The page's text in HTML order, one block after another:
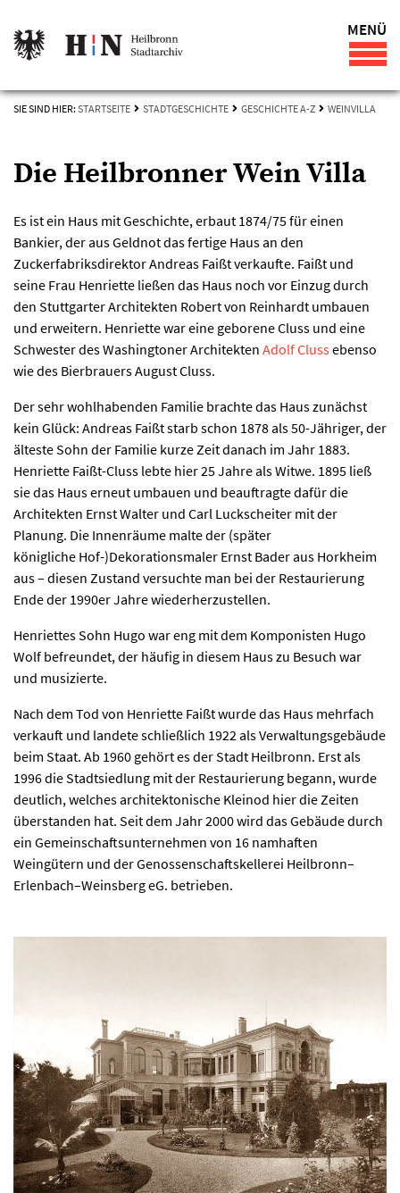
MENÜ
SIE SIND HIER: STARTSEITE STADTGESCHICHTE GESCHICHTE A-Z WEINVILLA
Die Heilbronner Wein Villa
Es ist ein Haus mit Geschichte, erbaut 1874/75 für einen
Bankier, der aus Geldnot das fertige Haus an den
Zuckerfabriksdirektor Andreas Faißt verkaufte. Faißt und
seine Frau Henriette ließen das Haus noch vor Einzug durch
den Stuttgarter Architekten Robert von Reinhardt umbauen
und erweitern. Henriette war eine geborene Cluss und eine
Schwester des Washingtoner Architekten Adolf Clussebenso
wie des Bierbrauers August Cluss.
Der sehr wohlhabenden Familie brachte das Haus zunächst
kein Glück: Andreas Faißt starb schon 1878 als 50-Jähriger, der
älteste Sohn der Familie kurze Zeit danach im Jahr 1883.
Henriette Faißt-Cluss lebte hier 25 Jahre als Witwe. 1895 ließ
sie das Haus erneut umbauen und beauftragte dafür die
Architekten Ernst Walter und Carl Luckscheiter mit der
Planung. Die Innenräume malte der (später
königliche Hof-)Dekorationsmaler Ernst Bader aus Horkheim
aus – diesen Zustand versuchte man bei der Restaurierung
Ende der 1990er Jahre wiederherzustellen.
Henriettes Sohn Hugo war eng mit dem Komponisten Hugo
Wolf befreundet, der häufig in diesem Haus zu Besuch war
und musizierte.
Nach dem Tod von Henriette Faißt wurde das Haus mehrfach
verkauft und landete schließlich 1922 als Verwaltungsgebäude
beim Staat. Ab 1960 gehört es der Stadt Heilbronn. Erst als
1996 die Stadtsiedlung mit der Restaurierung begann, wurde
deutlich, welches architektonische Kleinod hier die Zeiten
überstanden hat. Seit dem Jahr 2000 wird das Gebäude durch
ein Gemeinschaftsunternehmen von 16 namhaften
Weingütern und der Genossenschaftskellerei Heilbronn–
Erlenbach–Weinsberg eG. betrieben.